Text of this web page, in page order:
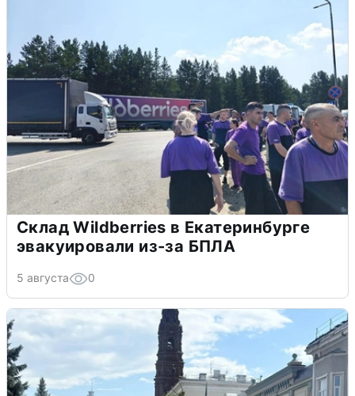
Склад Wildberries в Екатеринбурге
эвакуировали из-за БПЛА
5 августа 0